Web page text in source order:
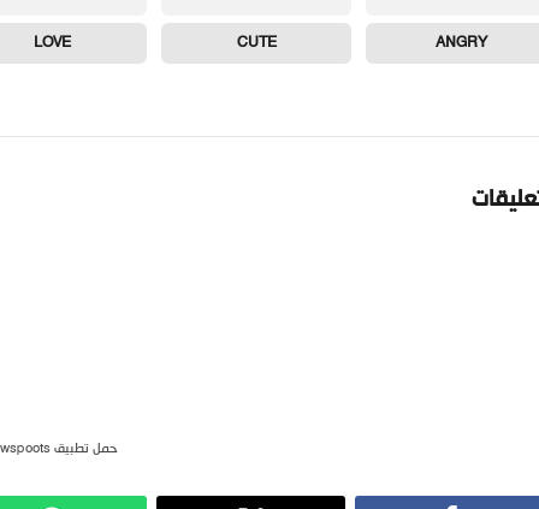
ANGRY
CUTE
LOVE
حمل تطبيق newspoots